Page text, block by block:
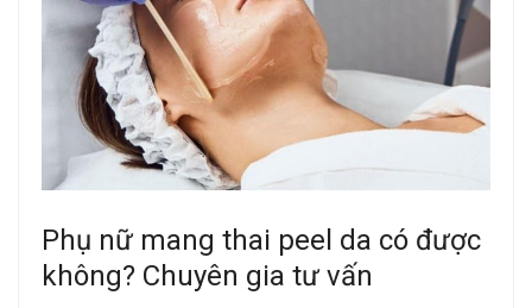
Phụ nữ mang thai peel da có được
không? Chuyên gia tư vấn